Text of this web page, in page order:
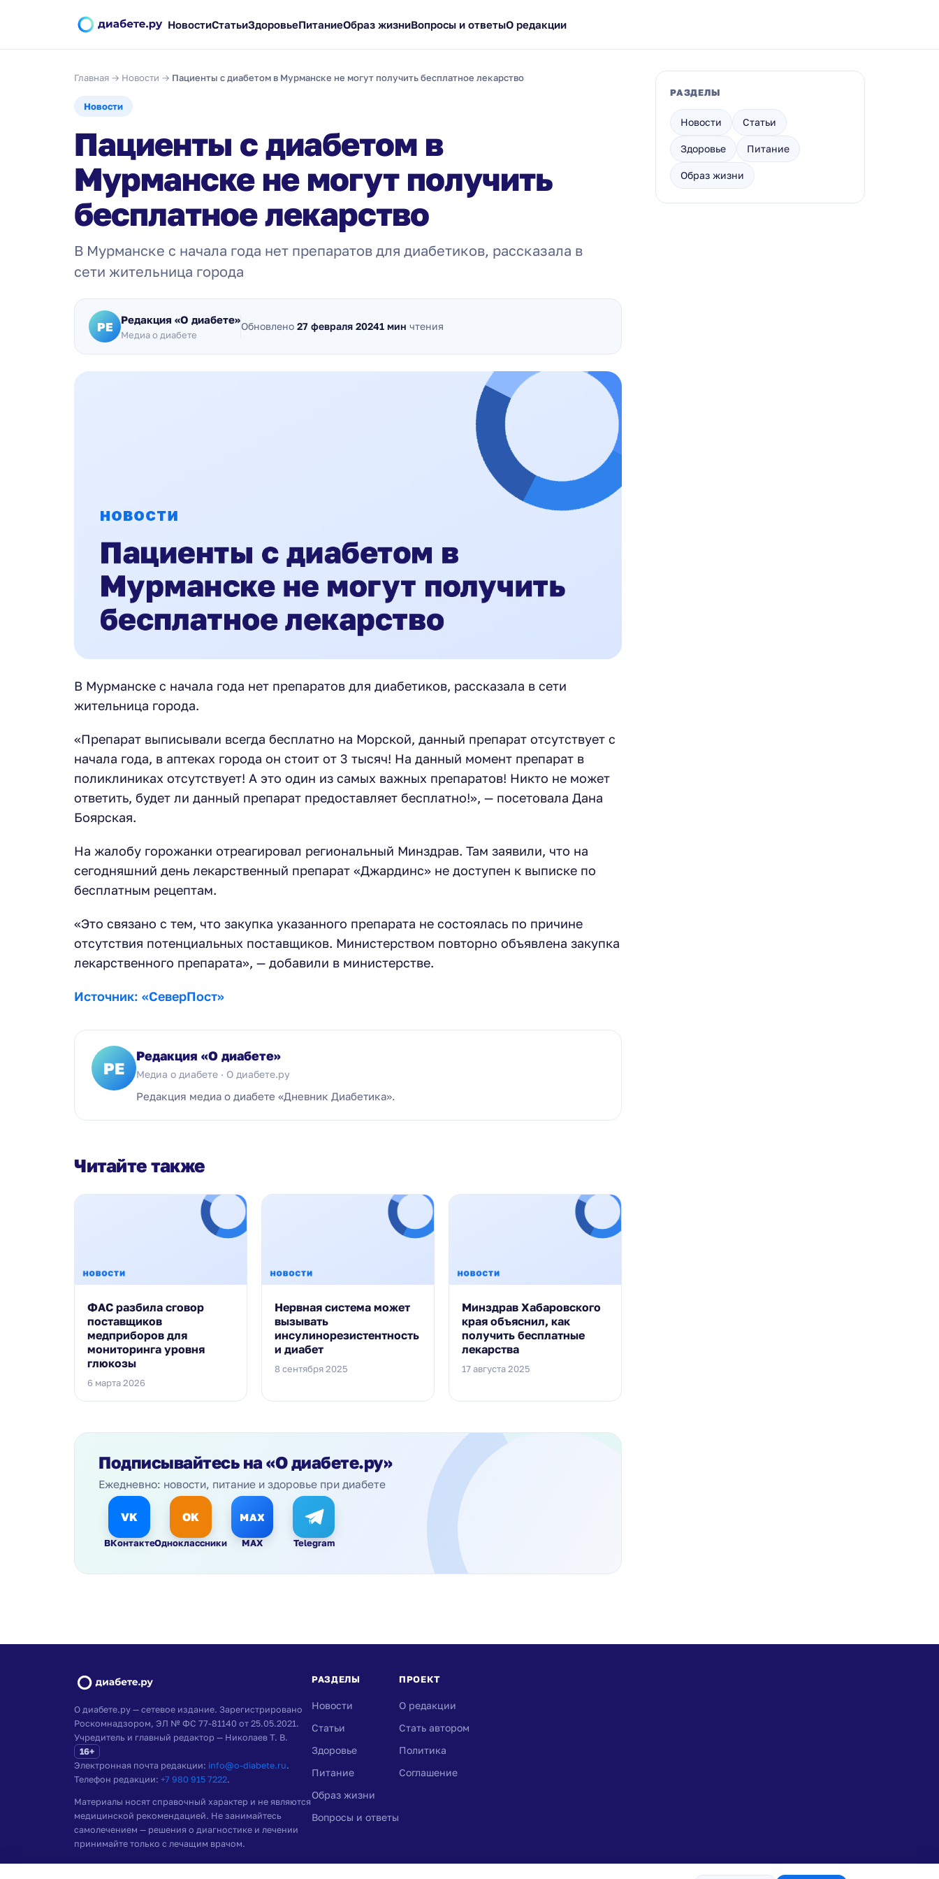
НовостиСтатьиЗдоровьеПитаниеОбраз жизниВопросы и ответыО редакции
Главная → Новости → Пациенты с диабетом в Мурманске не могут получить бесплатное лекарство
Новости
Пациенты с диабетом в
Мурманске не могут получить
бесплатное лекарство
В Мурманске с начала года нет препаратов для диабетиков, рассказала в
сети жительница города
РЕ Редакция «О диабете»
Медиа о диабете
Обновлено 27 февраля 20241 мин чтения
В Мурманске с начала года нет препаратов для диабетиков, рассказала в сети
жительница города.
«Препарат выписывали всегда бесплатно на Морской, данный препарат отсутствует с
начала года, в аптеках города он стоит от 3 тысяч! На данный момент препарат в
поликлиниках отсутствует! А это один из самых важных препаратов! Никто не может
ответить, будет ли данный препарат предоставляет бесплатно!», — посетовала Дана
Боярская.
На жалобу горожанки отреагировал региональный Минздрав. Там заявили, что на
сегодняшний день лекарственный препарат «Джардинс» не доступен к выписке по
бесплатным рецептам.
«Это связано с тем, что закупка указанного препарата не состоялась по причине
отсутствия потенциальных поставщиков. Министерством повторно объявлена закупка
лекарственного препарата», — добавили в министерстве.
Источник: «СеверПост»
РЕ
Редакция «О диабете»
Медиа о диабете · О диабете.ру
Редакция медиа о диабете «Дневник Диабетика».
Читайте также
ФАС разбила сговор
поставщиков
медприборов для
мониторинга уровня
глюкозы
6 марта 2026
Нервная система может
вызывать
инсулинорезистентность
и диабет
8 сентября 2025
Минздрав Хабаровского
края объяснил, как
получить бесплатные
лекарства
17 августа 2025
Подписывайтесь на «О диабете.ру»
Ежедневно: новости, питание и здоровье при диабете
VK
ВКонтакте
OK
Одноклассники
MAX
MAX Telegram
РАЗДЕЛЫ
Новости Статьи
Здоровье Питание
Образ жизни
О диабете.ру — сетевое издание. Зарегистрировано
Роскомнадзором, ЭЛ № ФС 77-81140 от 25.05.2021.
Учредитель и главный редактор — Николаев Т. В.
16+
Электронная почта редакции: info@o-diabete.ru.
Телефон редакции: +7 980 915 7222.
Материалы носят справочный характер и не являются
медицинской рекомендацией. Не занимайтесь
самолечением — решения о диагностике и лечении
принимайте только с лечащим врачом.
РАЗДЕЛЫ
Новости
Статьи
Здоровье
Питание
Образ жизни
Вопросы и ответы
ПРОЕКТ
О редакции
Стать автором
Политика
Соглашение